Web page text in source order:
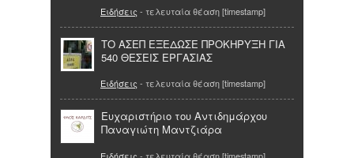
Ειδήσεις - τελευταία θέαση [timestamp]
ΤΟ ΑΣΕΠ ΕΞΕΔΩΣΕ ΠΡΟΚΗΡΥΞΗ ΓΙΑ
540 ΘΕΣΕΙΣ ΕΡΓΑΣΙΑΣ
Ειδήσεις - τελευταία θέαση [timestamp]
Ευχαριστήριο του Αντιδημάρχου
Παναγιώτη Μαντζιάρα
Ειδήσεις - τελευταία θέαση [timestamp]